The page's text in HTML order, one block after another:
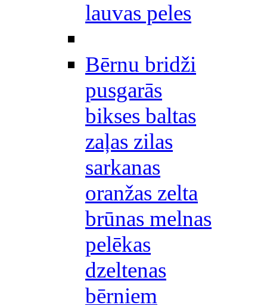
lauvas peles
Bērnu bridži
pusgarās
bikses baltas
zaļas zilas
sarkanas
oranžas zelta
brūnas melnas
pelēkas
dzeltenas
bērniem